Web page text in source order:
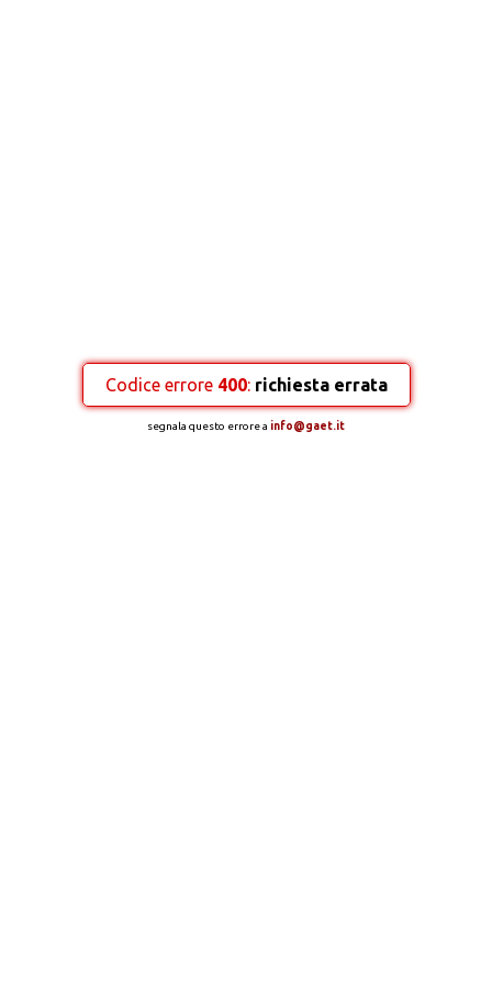
Codice errore 400: richiesta errata
segnala questo errore a info@gaet.it